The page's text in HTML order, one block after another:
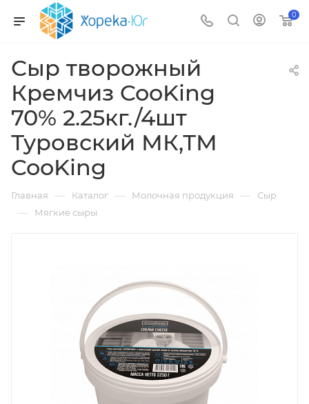
0
Сыр творожный
Кремчиз CooKing
70% 2.25кг./4шт
Туровский МК,ТМ
CooKing
Главная — Каталог — Молочная продукция — Сыр
— Мягкие сыры